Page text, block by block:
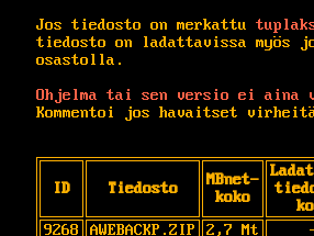
Jos tiedosto on merkattu
tiedosto on ladattavissa
osastolla.
Ohjelma tai sen versio ei aina
Kommentoi jos havaitset
ID Tiedosto
MBnet-
koko
9268
AWEBACKP.ZIP 2,7 Mt